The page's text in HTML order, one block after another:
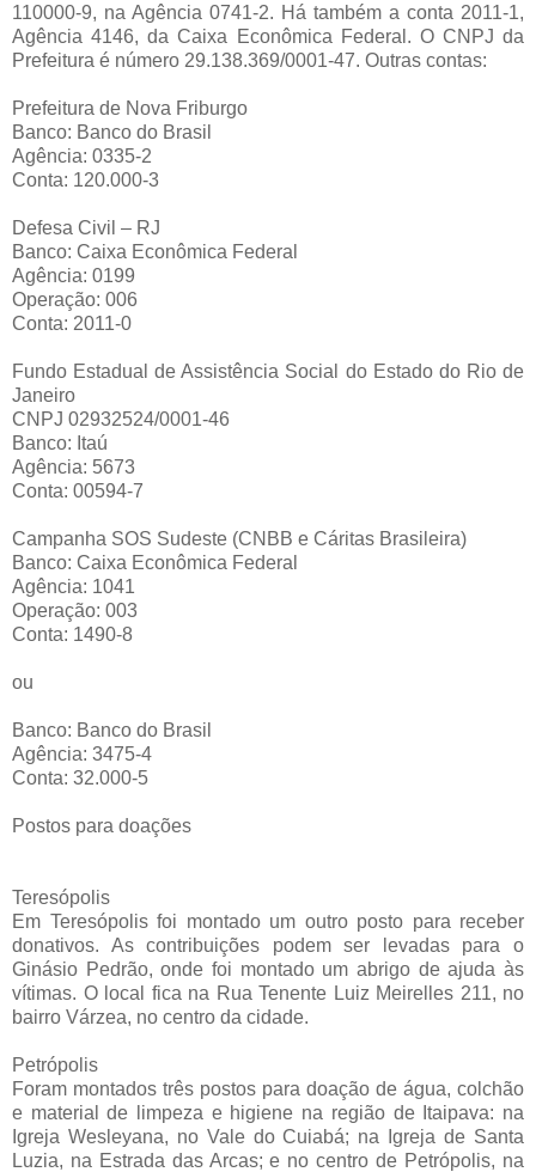
110000-9, na Agência 0741-2. Há também a conta 2011-1,
Agência 4146, da Caixa Econômica Federal. O CNPJ da
Prefeitura é número 29.138.369/0001-47. Outras contas:
Prefeitura de Nova Friburgo
Banco: Banco do Brasil
Agência: 0335-2
Conta: 120.000-3
Defesa Civil – RJ
Banco: Caixa Econômica Federal
Agência: 0199
Operação: 006
Conta: 2011-0
Fundo Estadual de Assistência Social do Estado do Rio de
Janeiro
CNPJ 02932524/0001-46
Banco: Itaú
Agência: 5673
Conta: 00594-7
Campanha SOS Sudeste (CNBB e Cáritas Brasileira)
Banco: Caixa Econômica Federal
Agência: 1041
Operação: 003
Conta: 1490-8
ou
Banco: Banco do Brasil
Agência: 3475-4
Conta: 32.000-5
Postos para doações
Teresópolis
Em Teresópolis foi montado um outro posto para receber
donativos. As contribuições podem ser levadas para o
Ginásio Pedrão, onde foi montado um abrigo de ajuda às
vítimas. O local fica na Rua Tenente Luiz Meirelles 211, no
bairro Várzea, no centro da cidade.
Petrópolis
Foram montados três postos para doação de água, colchão
e material de limpeza e higiene na região de Itaipava: na
Igreja Wesleyana, no Vale do Cuiabá; na Igreja de Santa
Luzia, na Estrada das Arcas; e no centro de Petrópolis, na